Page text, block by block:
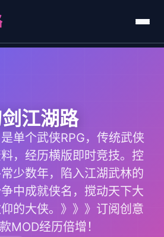
江湖路
单个武侠RPG，传统武侠
，经历横版即时竞技。控
少数年，陷入江湖武林的
中成就侠名，搅动天下大
的大侠。》》》订阅创意
MOD经历倍增！